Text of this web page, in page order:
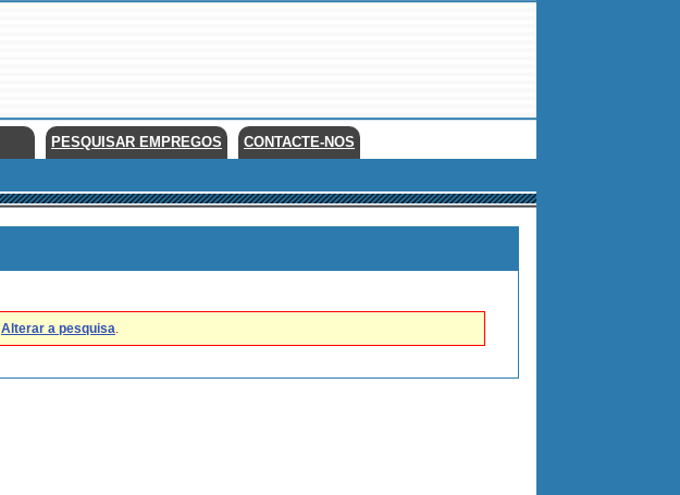
PESQUISAR EMPREGOS CONTACTE-NOS
Alterar a pesquisa.